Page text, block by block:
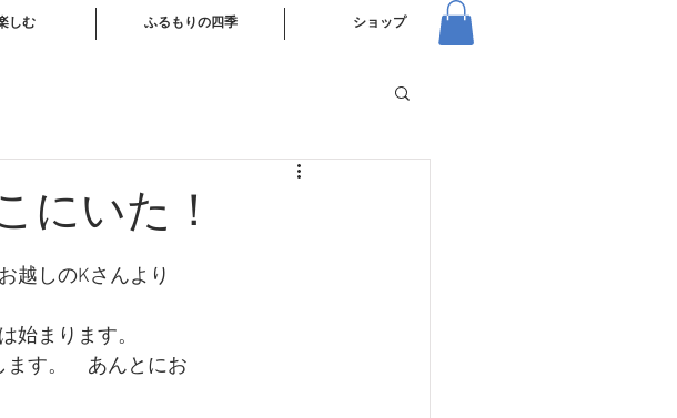
しむ ふるもりの四季 ショップ
にいた！
越しのKさんより
始まります。
ます。　あんとにお